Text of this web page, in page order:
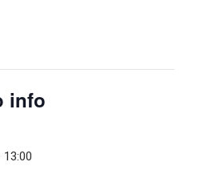
info
13:00